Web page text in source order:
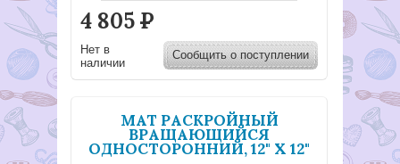
4 805Р
Нет в
наличии
Сообщить о поступлении
МАТ РАСКРОЙНЫЙ
ВРАЩАЮЩИЙСЯ
ОДНОСТОРОННИЙ, 12" Х 12"